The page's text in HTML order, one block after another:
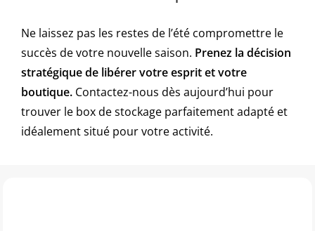
Ne laissez pas les restes de l’été compromettre le
succès de votre nouvelle saison. Prenez la décision
stratégique de libérer votre esprit et votre
boutique. Contactez-nous dès aujourd’hui pour
trouver le box de stockage parfaitement adapté et
idéalement situé pour votre activité.